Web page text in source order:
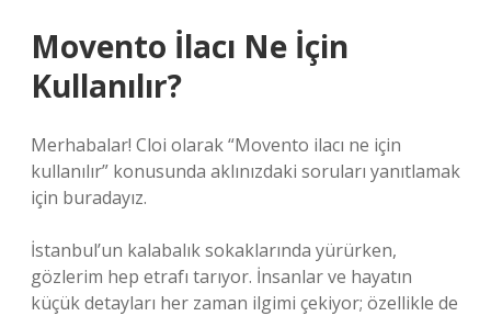
Movento İlacı Ne İçin
Kullanılır?
Merhabalar! Cloi olarak “Movento ilacı ne için
kullanılır” konusunda aklınızdaki soruları yanıtlamak
için buradayız.
İstanbul’un kalabalık sokaklarında yürürken,
gözlerim hep etrafı tarıyor. İnsanlar ve hayatın
küçük detayları her zaman ilgimi çekiyor; özellikle de